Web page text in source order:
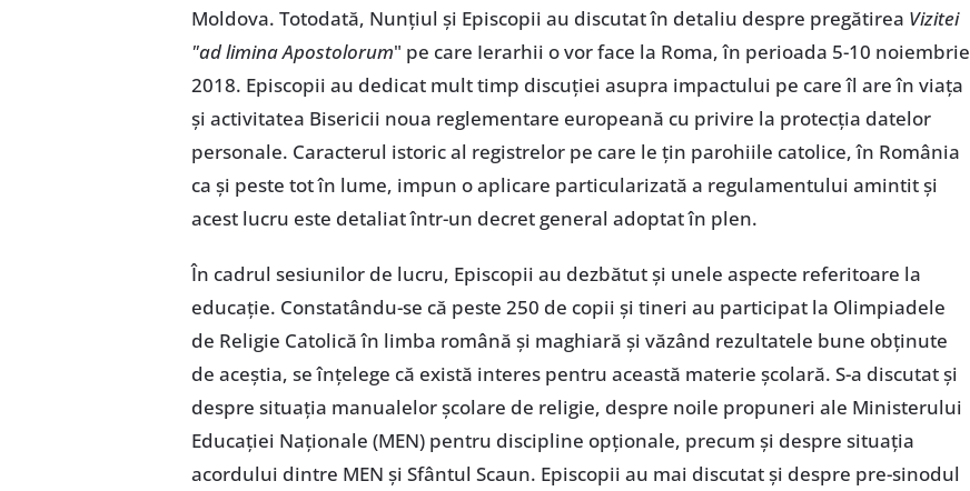
Moldova. Totodată, Nunțiul și Episcopii au discutat în detaliu despre pregătirea Vizitei
"ad limina Apostolorum" pe care Ierarhii o vor face la Roma, în perioada 5-10 noiembrie
2018. Episcopii au dedicat mult timp discuției asupra impactului pe care îl are în viața
și activitatea Bisericii noua reglementare europeană cu privire la protecția datelor
personale. Caracterul istoric al registrelor pe care le țin parohiile catolice, în România
ca și peste tot în lume, impun o aplicare particularizată a regulamentului amintit și
acest lucru este detaliat într-un decret general adoptat în plen.
În cadrul sesiunilor de lucru, Episcopii au dezbătut și unele aspecte referitoare la
educație. Constatându-se că peste 250 de copii și tineri au participat la Olimpiadele
de Religie Catolică în limba română și maghiară și văzând rezultatele bune obținute
de aceștia, se înțelege că există interes pentru această materie școlară. S-a discutat și
despre situația manualelor școlare de religie, despre noile propuneri ale Ministerului
Educației Naționale (MEN) pentru discipline opționale, precum și despre situația
acordului dintre MEN și Sfântul Scaun. Episcopii au mai discutat și despre pre-sinodul